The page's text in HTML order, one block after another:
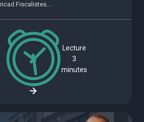
Fiscalistes...
Lecture
3
minutes